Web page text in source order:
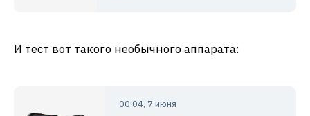
И тест вот такого необычного аппарата:
00:04, 7 июня